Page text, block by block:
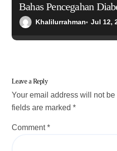
Bahas Pencegahan
Khalilurrahman Jul 12,
Leave a Reply
Your email address will not
fields are marked *
Comment*